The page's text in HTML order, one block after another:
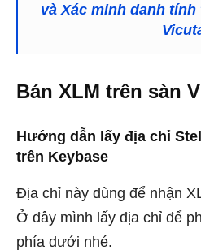
và Xác minh danh
Bán XLM trên sàn
Hướng dẫn lấy địa chỉ
trên Keybase
Địa chỉ này dùng để nhận
Ở đây mình lấy địa chỉ để
phía dưới nhé.